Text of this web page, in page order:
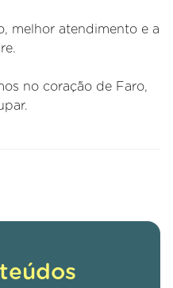
melhor atendimento e a
no coração de Faro,